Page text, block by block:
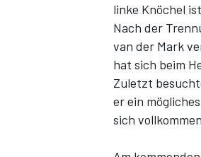
SPORTWAGEN
linke Knöchel
Nach der
van der Mark
hat sich beim
Zuletzt
er ein
sich